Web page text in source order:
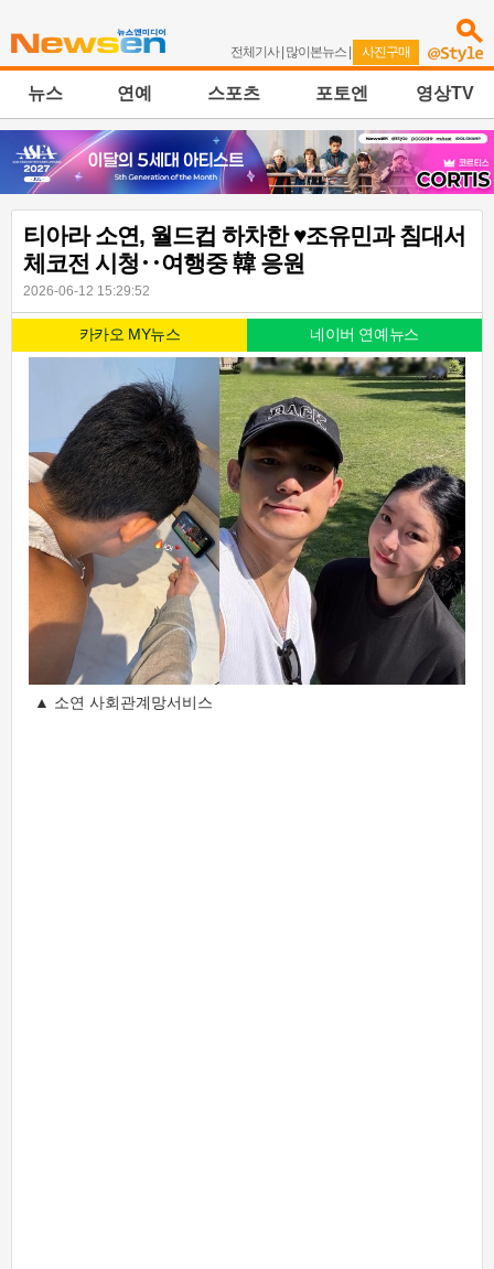
전체기사| 많이본뉴스 | 사진구매
뉴스 연예 스포츠 포토엔 영상TV
티아라 소연, 월드컵 하차한 ♥조유민과 침대서
체코전 시청‥여행중 韓 응원
2026-06-12 15:29:52
카카오 MY뉴스 네이버 연예뉴스
▲ 소연 사회관계망서비스